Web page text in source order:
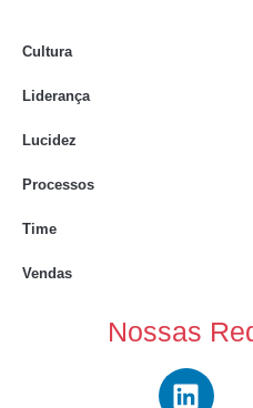
Cultura
Liderança
Lucidez
Processos
Time
Vendas
Nossas